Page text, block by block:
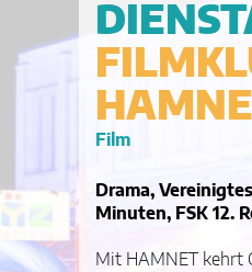
Film
Drama,
Minuten, FSK 12.
Mit HAMNET kehrt
Hamlet zu